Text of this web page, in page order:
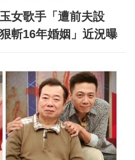
女歌手「遭前夫設
斬16年婚姻」近況曝